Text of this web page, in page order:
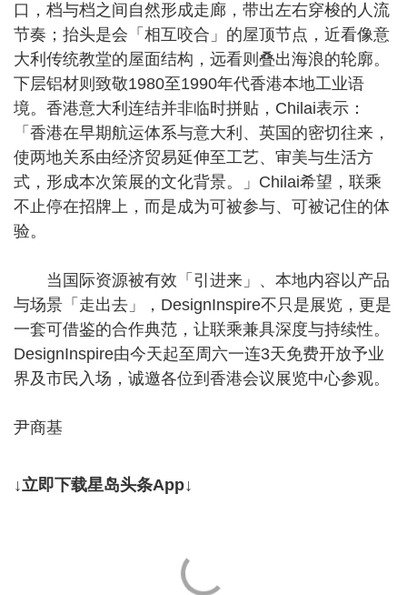
口，档与档之间自然形成走廊，带出左右穿梭的人流
节奏；抬头是会「相互咬合」的屋顶节点，近看像意
大利传统教堂的屋面结构，远看则叠出海浪的轮廓。
下层铝材则致敬1980至1990年代香港本地工业语
境。香港意大利连结并非临时拼贴，Chilai表示：
「香港在早期航运体系与意大利、英国的密切往来，
使两地关系由经济贸易延伸至工艺、审美与生活方
式，形成本次策展的文化背景。」Chilai希望，联乘
不止停在招牌上，而是成为可被参与、可被记住的体
验。
当国际资源被有效「引进来」、本地内容以产品
与场景「走出去」，DesignInspire不只是展览，更是
一套可借鉴的合作典范，让联乘兼具深度与持续性。
DesignInspire由今天起至周六一连3天免费开放予业
界及市民入场，诚邀各位到香港会议展览中心参观。
尹商基
↓立即下载星岛头条App↓